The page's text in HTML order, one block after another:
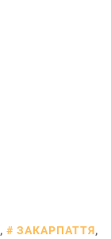
, ЗАКАРПАТТЯ,